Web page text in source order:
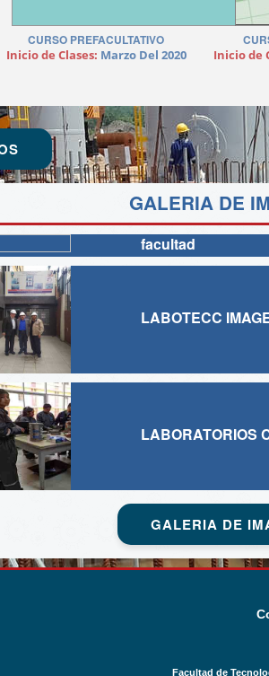
2020 - PRUEBA DE
SUFICIENCIA ACADEMICA
GALERIA DE
facultad
LABOTECC
LABORATORIOS
GALERIA DE
Facultad de